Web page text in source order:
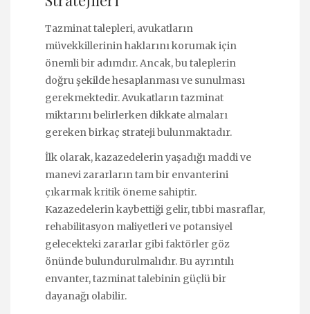
Tazminat talepleri, avukatların
müvekkillerinin haklarını korumak için
önemli bir adımdır. Ancak, bu taleplerin
doğru şekilde hesaplanması ve sunulması
gerekmektedir. Avukatların tazminat
miktarını belirlerken dikkate almaları
gereken birkaç strateji bulunmaktadır.
İlk olarak, kazazedelerin yaşadığı maddi ve
manevi zararların tam bir envanterini
çıkarmak kritik öneme sahiptir.
Kazazedelerin kaybettiği gelir, tıbbi masraflar,
rehabilitasyon maliyetleri ve potansiyel
gelecekteki zararlar gibi faktörler göz
önünde bulundurulmalıdır. Bu ayrıntılı
envanter, tazminat talebinin güçlü bir
dayanağı olabilir.